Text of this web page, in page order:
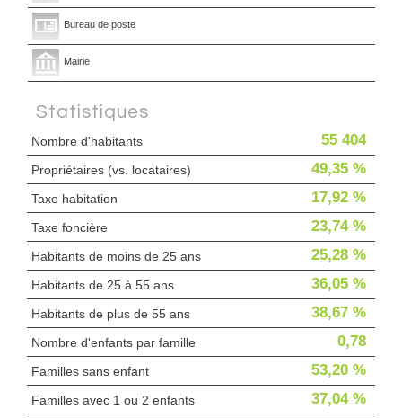
Bureau de poste
Mairie
Statistiques
Nombre d'habitants 55 404
Propriétaires (vs. locataires) 49,35 %
Taxe habitation 17,92 %
Taxe foncière 23,74 %
Habitants de moins de 25 ans 25,28 %
Habitants de 25 à 55 ans 36,05 %
Habitants de plus de 55 ans 38,67 %
Nombre d'enfants par famille 0,78
Familles sans enfant 53,20 %
Familles avec 1 ou 2 enfants 37,04 %